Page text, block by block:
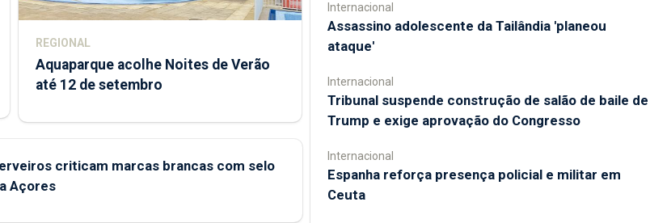
REGIONAL
Aquaparque acolhe Noites de Verão
até 12 de setembro
criticam marcas brancas com selo
Açores
Internacional
Assassino adolescente da Tailândia 'planeou
ataque'
Internacional
Tribunal suspende construção de salão de baile de
Trump e exige aprovação do Congresso
Internacional
Espanha reforça presença policial e militar em
Ceuta